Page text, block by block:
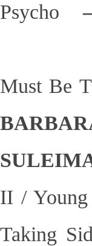
Psycho
Must Be
II /
Taking